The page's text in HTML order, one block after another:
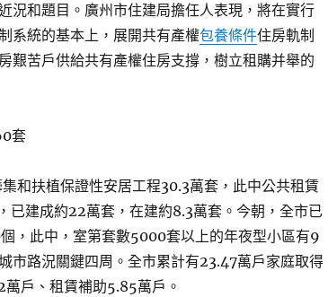
況和題目。廣州市住建局擔任人表現，將在實行
系統的基本上，展開共有產權包養條件住房軌制
艱苦戶供給共有產權住房支撐，樹立租購并舉的
套
和扶植保證性安居工程30.3萬套，此中公共租賃
已建成約22萬套，在建約8.3萬套。今朝，全市已
，此中，室第套數5000套以上的年夜型小區有9
市路況關鍵四周。全市累計有23.47萬戶家庭取得
戶、租賃補助5.85萬戶。